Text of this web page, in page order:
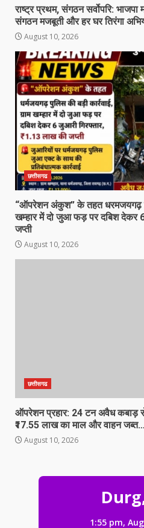
राष्ट्र प्रथम, संगठन सर्वोपरि:
संगठन मजबूती और हर घर तिरंगा
August 10, 2026
छत्तीसगढ
“ऑपरेशन अंकुश” के तहत धरमजयगढ़
खम्हार में दो जुआ फड़ पर दबिश देकर
जप्ती
August 10, 2026
छत्तीसगढ
ऑपरेशन प्रहार: 24 टन अवैध कबाड़
₹17.55 लाख का माल और वाहन जब्त…
August 10, 2026
1:55 pm,
ऑपरेशन
14 चक्का ट्रक
माल और वाहन
August 10,